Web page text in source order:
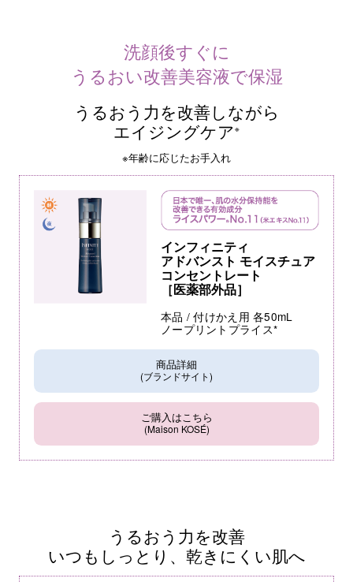
洗顔後すぐに
うるおい改善美容液で保湿
うるおう力を改善しながら
エイジングケア※
※年齢に応じたお手入れ
インフィニティ
アドバンスト モイスチュア
コンセントレート
［医薬部外品］
本品 / 付けかえ用 各50mL
ノープリントプライス*
商品詳細
(ブランドサイト)
ご購入はこちら
(Maison KOSÉ)
うるおう力を改善
いつもしっとり、乾きにくい肌へ